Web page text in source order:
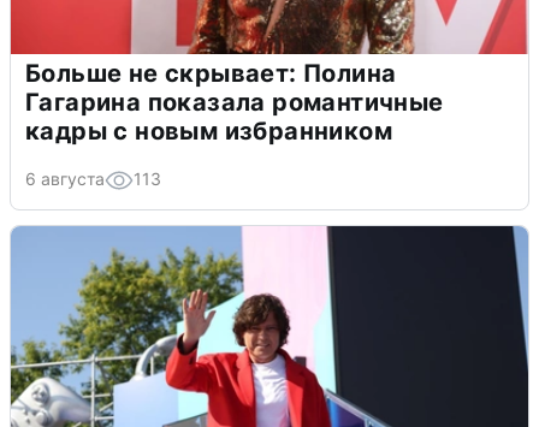
Больше не скрывает: Полина
Гагарина показала романтичные
кадры с новым избранником
6 августа 113